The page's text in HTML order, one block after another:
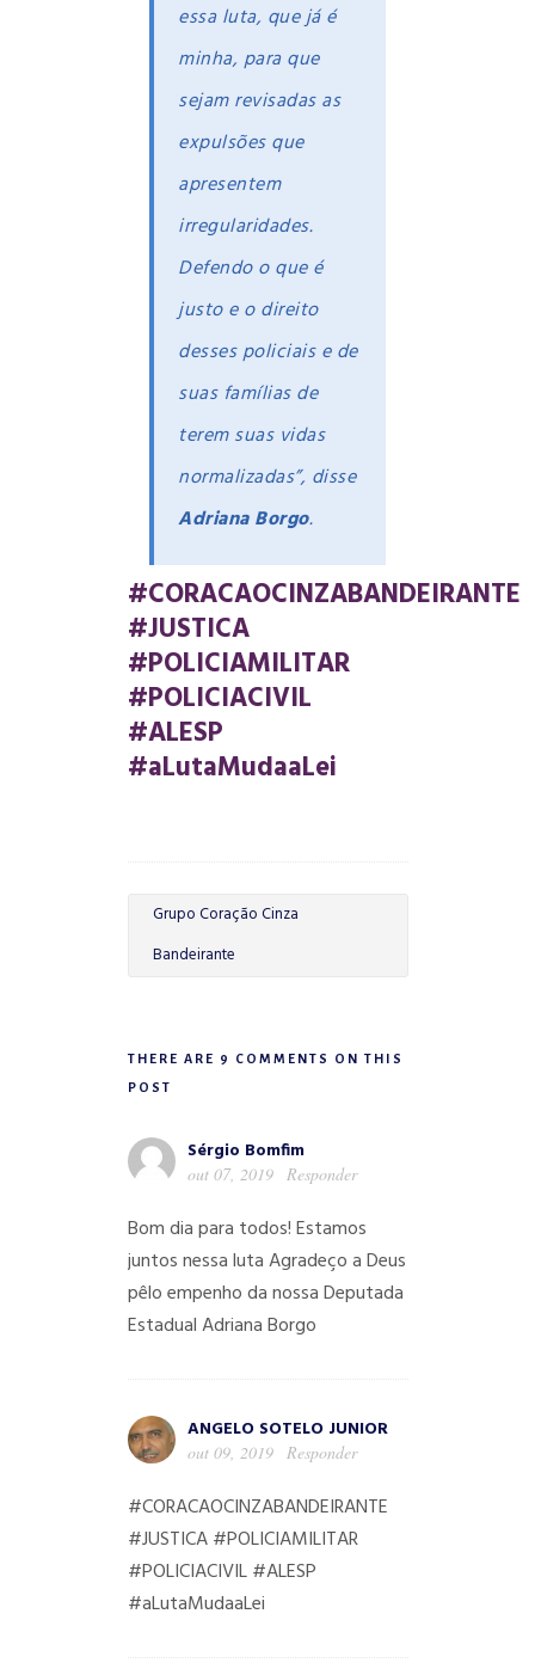
essa luta, que já é
minha, para que
sejam revisadas as
expulsões que
apresentem
irregularidades.
Defendo o que é
justo e o direito
desses policiais e de
suas famílias de
terem suas vidas
normalizadas”, disse
Adriana Borgo.
#CORACAOCINZABANDEIRANTE
#JUSTICA
#POLICIAMILITAR
#POLICIACIVIL
#ALESP
#aLutaMudaaLei
Grupo Coração Cinza
Bandeirante
THERE ARE 9 COMMENTS ON THIS
POST
Sérgio Bomfim
out 07, 2019 Responder
Bom dia para todos!Estamos
juntos nessa lutaAgradeço a Deus
pêlo empenho da nossa Deputada
Estadual Adriana Borgo
ANGELO SOTELO JUNIOR
out 09, 2019 Responder
#CORACAOCINZABANDEIRANTE
#JUSTICA#POLICIAMILITAR
#POLICIACIVIL#ALESP
#aLutaMudaaLei